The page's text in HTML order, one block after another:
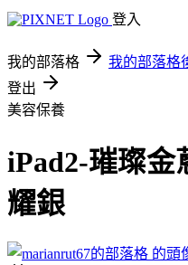
登入
我的部落格 我的部落格
登出
美容保養
iPad2-璀璨金
耀銀